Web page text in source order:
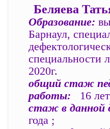
Беляева
Образование:
Барнаул,
специальности
2020г.
общий стаж
работы: 16
стаж в данной
года ;